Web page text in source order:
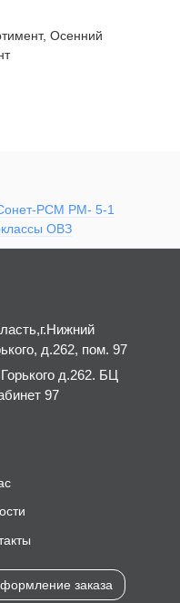
Осенний
РСМ РМ- 5-1
ОВЗ
заказа
д.262, пом. 97
д.262. БЦ
97